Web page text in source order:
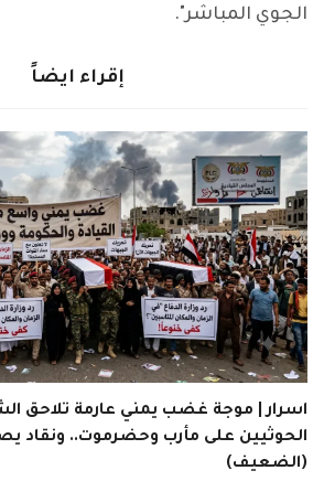
الجوي المباشر".
إقراء ايضاً
اسرار | موجة غضب يمني عارمة تلاحق
الحوثيين على مأرب وحضرموت.. ونقاد
(الضعيف)